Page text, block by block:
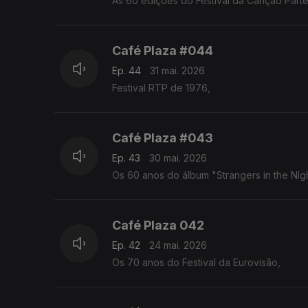
Café Plaza #044
Ep. 44
31 mai. 2026
Festival RTP de 1976,
Café Plaza #043
Ep. 43
30 mai. 2026
Os 60 anos do álbum "Strangers in the
Café Plaza 042
Ep. 42
24 mai. 2026
Os 70 anos do Festival da Eurovisão,